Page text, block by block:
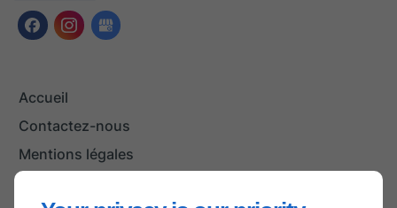
Accueil
Contactez-nous
Mentions légales